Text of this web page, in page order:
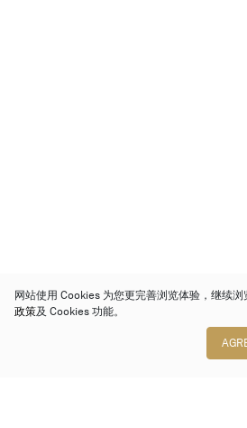
网站使用 Cookies 为您更完善浏览体验，继续
政策及 Cookies 功能。